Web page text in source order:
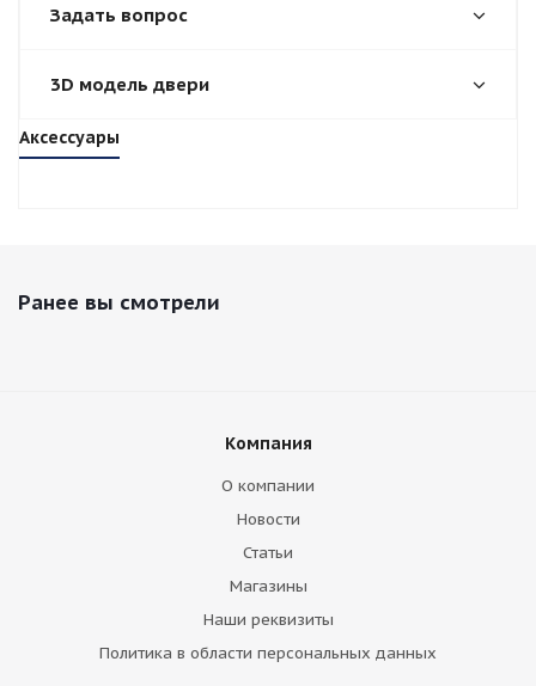
Задать вопрос
3D модель двери
Аксессуары
Ранее вы смотрели
Компания
О компании
Новости
Статьи
Магазины
Наши реквизиты
Политика в области персональных данных